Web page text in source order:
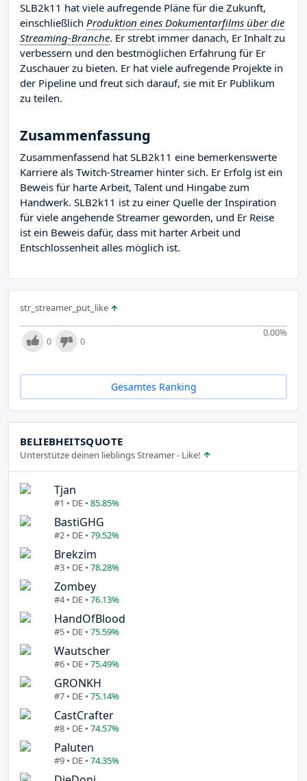
SLB2k11 hat viele aufregende Pläne für die Zukunft,
einschließlich Produktion eines Dokumentarfilms über die
Streaming-Branche. Er strebt immer danach, Er Inhalt zu
verbessern und den bestmöglichen Erfahrung für Er
Zuschauer zu bieten. Er hat viele aufregende Projekte in
der Pipeline und freut sich darauf, sie mit Er Publikum
zu teilen.
Zusammenfassung
Zusammenfassend hat SLB2k11 eine bemerkenswerte
Karriere als Twitch-Streamer hinter sich. Er Erfolg ist ein
Beweis für harte Arbeit, Talent und Hingabe zum
Handwerk. SLB2k11 ist zu einer Quelle der Inspiration
für viele angehende Streamer geworden, und Er Reise
ist ein Beweis dafür, dass mit harter Arbeit und
Entschlossenheit alles möglich ist.
str_streamer_put_like
0.00%
0 0
Gesamtes Ranking
BELIEBHEITSQUOTE
Unterstütze deinen lieblings Streamer - Like!
Tjan
#1 • DE • 85.85%
BastiGHG
#2 • DE • 79.52%
Brekzim
#3 • DE • 78.28%
Zombey
#4 • DE • 76.13%
HandOfBlood
#5 • DE • 75.59%
Wautscher
#6 • DE • 75.49%
GRONKH
#7 • DE • 75.14%
CastCrafter
#8 • DE • 74.57%
Paluten
#9 • DE • 74.35%